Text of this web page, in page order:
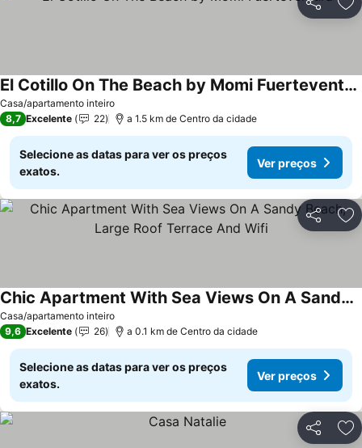
Partilhar
Casa/apartamento inteiro
El Cotillo On The Beach by Momi Fuerteventura
8,7 Excelente 22 a 1.5 km de Centro da cidade
Selecione as datas para ver os preços
exatos.
Ver preços
Partilhar
Casa/apartamento inteiro
Chic Apartment With Sea Views On A Sandy Beach, Large Roof Terrace And Wifi
9,6 Excelente 26 a 0.1 km de Centro da cidade
Selecione as datas para ver os preços
exatos.
Ver preços
Partilhar